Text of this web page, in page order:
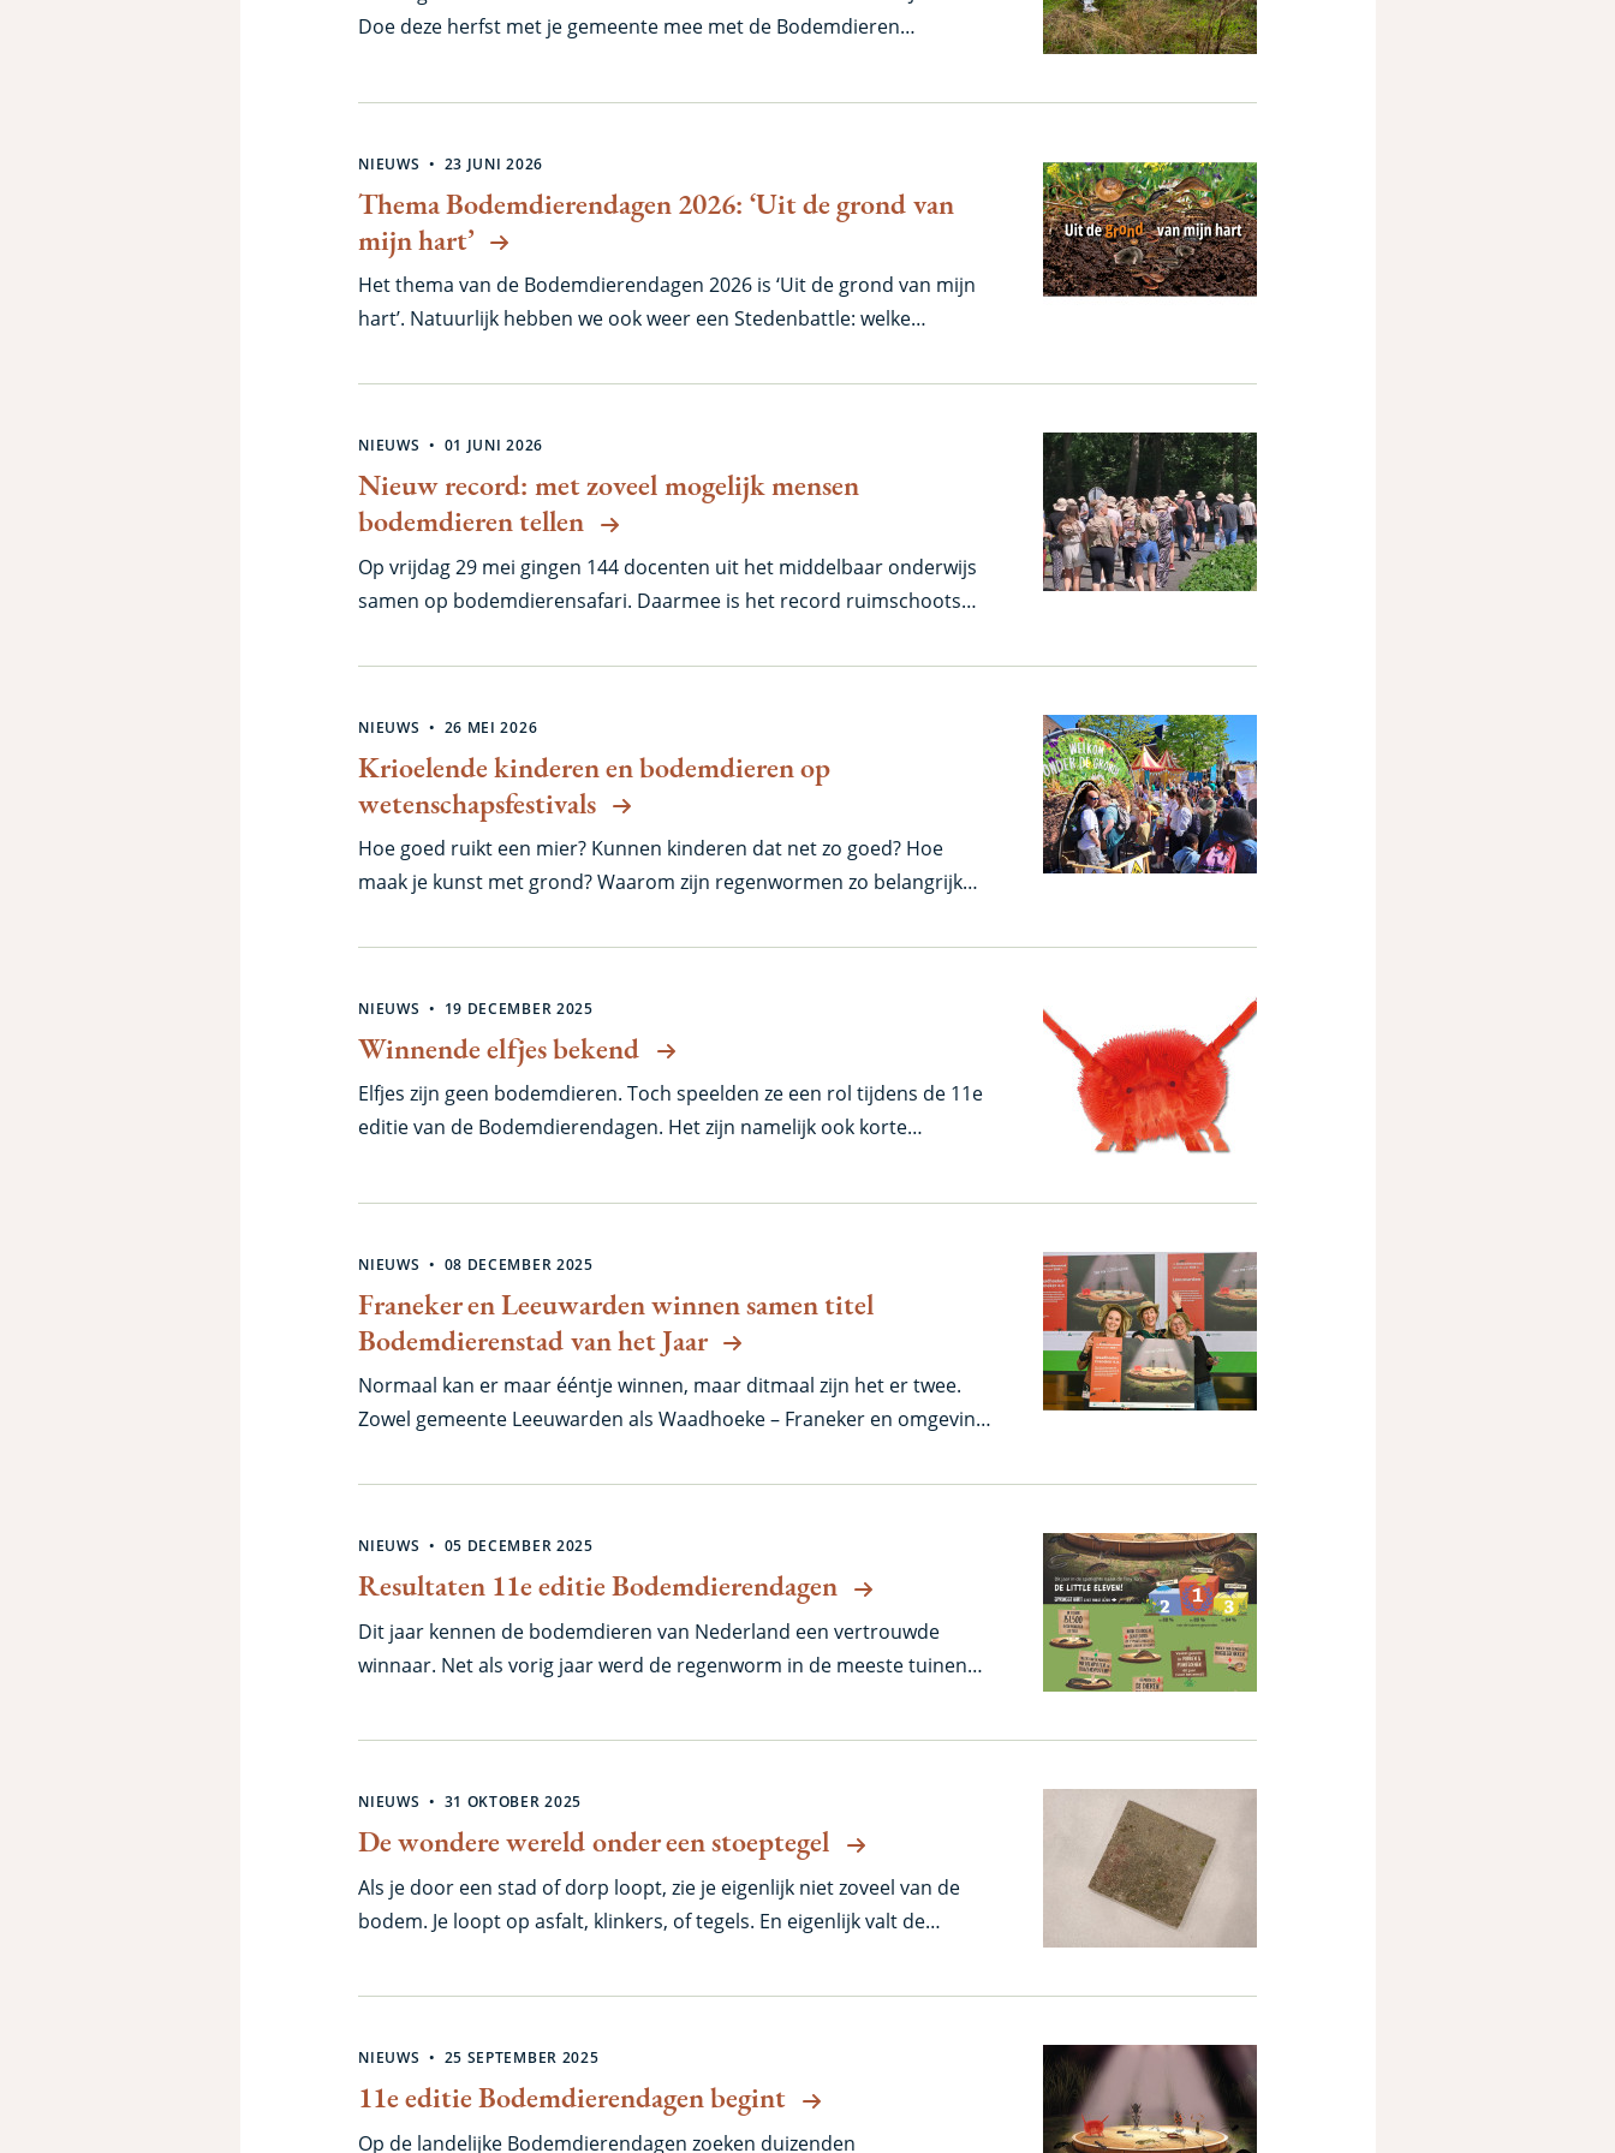
Doe deze herfst met je gemeente mee met de Bodemdieren
provincies. Dan is het een Provinciebattle!
Thema Bodemdierendagen 2026: ‘Uit de grond van
mijn hart’
NIEUWS 23 JUNI 2026
Het thema van de Bodemdierendagen 2026 is ‘Uit de grond van mijn
hart’. Natuurlijk hebben we ook weer een Stedenbattle: welke
Nieuw record: met zoveel mogelijk mensen
bodemdieren tellen
NIEUWS 01 JUNI 2026
Op vrijdag 29 mei gingen 144 docenten uit het middelbaar onderwijs
samen op bodemdierensafari. Daarmee is het record ruimschoots
Krioelende kinderen en bodemdieren op
wetenschapsfestivals
NIEUWS 26 MEI 2026
Hoe goed ruikt een mier? Kunnen kinderen dat net zo goed? Hoe
maak je kunst met grond? Waarom zijn regenwormen zo belangrijk
konden bezoekers op Expeditie NEXT in Enkhuizen en tijdens het
wetenschapsfestivals stond het Nederlands Instituut voor Ecologie
klaar zodat kinderen konden ervaren hoe het is om bodemdier te zijn.
Winnende elfjes bekend
NIEUWS 19 DECEMBER 2025
Elfjes zijn geen bodemdieren. Toch speelden ze een rol tijdens de 11e
editie van de Bodemdierendagen. Het zijn namelijk ook korte
Franeker en Leeuwarden winnen samen titel
Bodemdierenstad van het Jaar
NIEUWS 08 DECEMBER 2025
Normaal kan er maar ééntje winnen, maar ditmaal zijn het er twee.
Zowel gemeente Leeuwarden als Waadhoeke – Franeker en omgeving
tijdens de Stedenbattle 2025 van het burgerwetenschapsproject de
bodemdieren en het belang van een gezonde bodem in de stad. Met
name in Friesland dus.
Resultaten 11e editie Bodemdierendagen
NIEUWS 05 DECEMBER 2025
Dit jaar kennen de bodemdieren van Nederland een vertrouwde
winnaar. Net als vorig jaar werd de regenworm in de meeste tuinen
De fikse droogte van dit voorjaar zien we zo nog duidelijk terug in het
bodemleven tijdens deze herfst.
De wondere wereld onder een stoeptegel
NIEUWS 31 OKTOBER 2025
Als je door een stad of dorp loopt, zie je eigenlijk niet zoveel van de
bodem. Je loopt op asfalt, klinkers, of tegels. En eigenlijk valt de
11e editie Bodemdierendagen begint
NIEUWS 25 SEPTEMBER 2025
Op de landelijke Bodemdierendagen zoeken duizenden